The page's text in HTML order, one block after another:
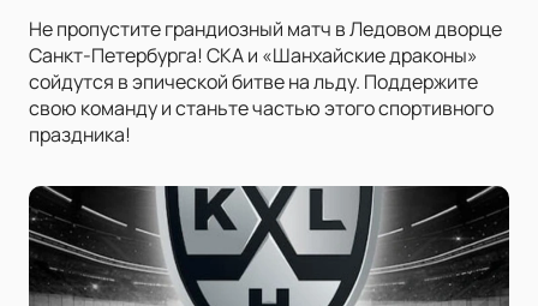
Не пропустите грандиозный матч в Ледовом дворце
Санкт-Петербурга! СКА и «Шанхайские драконы»
сойдутся в эпической битве на льду. Поддержите
свою команду и станьте частью этого спортивного
праздника!